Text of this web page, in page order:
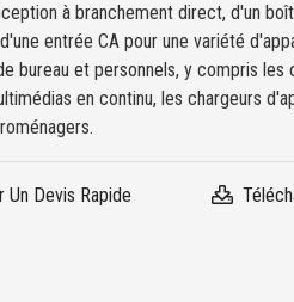
à branchement direct, d'un
entrée CA pour une variété
bureau et personnels, y compris les
en continu, les chargeurs
Un Devis Rapide